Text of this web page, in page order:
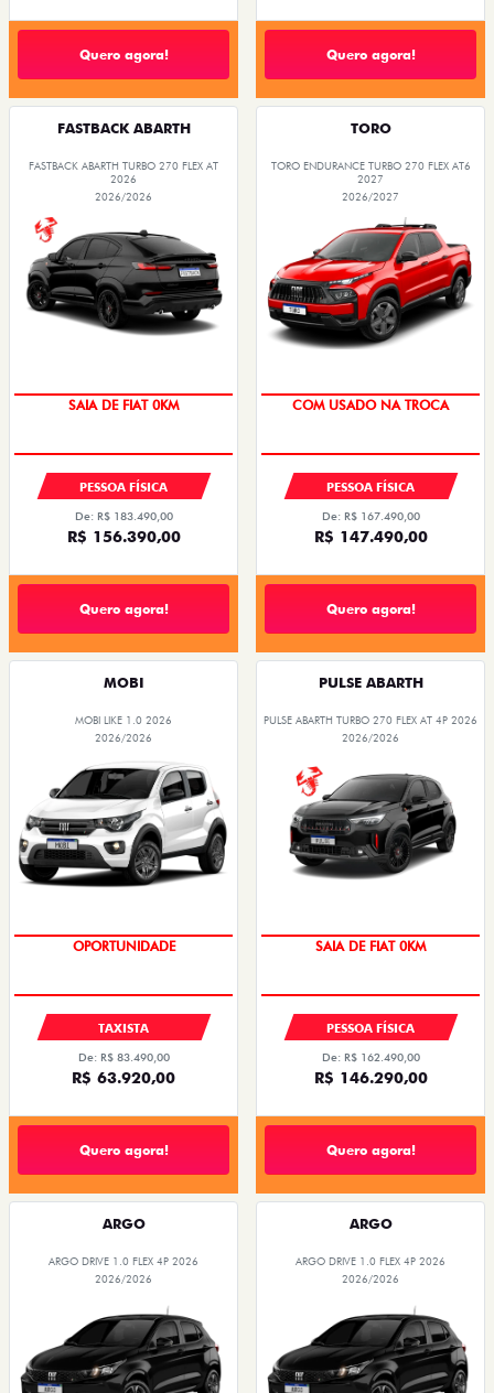
Quero agora! Quero agora!
FASTBACK ABARTH
FASTBACK ABARTH TURBO 270 FLEX AT
2026
2026/2026
PREÇO IMPERDÍVEL
PESSOA FÍSICA
De: R$ 183.490,00
R$ 156.390,00
Quero agora!
TORO
TORO ENDURANCE TURBO 270 FLEX AT6
2027
2026/2027
OPORTUNIDADE
PESSOA FÍSICA
De: R$ 167.490,00
R$ 147.490,00
Quero agora!
MOBI
MOBI LIKE 1.0 2026
2026/2026
OPORTUNIDADE
TAXISTA
De: R$ 83.490,00
R$ 63.920,00
Quero agora!
PULSE ABARTH
PULSE ABARTH TURBO 270 FLEX AT 4P 2026
2026/2026
OPORTUNIDADE
PESSOA FÍSICA
De: R$ 162.490,00
R$ 146.290,00
Quero agora!
ARGO
ARGO DRIVE 1.0 FLEX 4P 2026
2026/2026
ARGO
ARGO DRIVE 1.0 FLEX 4P 2026
2026/2026